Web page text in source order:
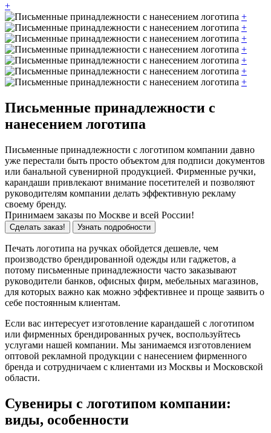
+
+
+
+
+
+
+
+
Письменные принадлежности с
нанесением логотипа
Письменные принадлежности с логотипом компании давно
уже перестали быть просто объектом для подписи документов
или банальной сувенирной продукцией. Фирменные ручки,
карандаши привлекают внимание посетителей и позволяют
руководителям компании делать эффективную рекламу
своему бренду.
Принимаем заказы по Москве и всей России!
Сделать заказ! Узнать подробности
Печать логотипа на ручках обойдется дешевле, чем
производство брендированной одежды или гаджетов, а
потому письменные принадлежности часто заказывают
руководители банков, офисных фирм, мебельных магазинов,
для которых важно как можно эффективнее и проще заявить о
себе постоянным клиентам.
Если вас интересует изготовление карандашей с логотипом
или фирменных брендированных ручек, воспользуйтесь
услугами нашей компании. Мы занимаемся изготовлением
оптовой рекламной продукции с нанесением фирменного
бренда и сотрудничаем с клиентами из Москвы и Московской
области.
Сувениры с логотипом компании:
виды, особенности